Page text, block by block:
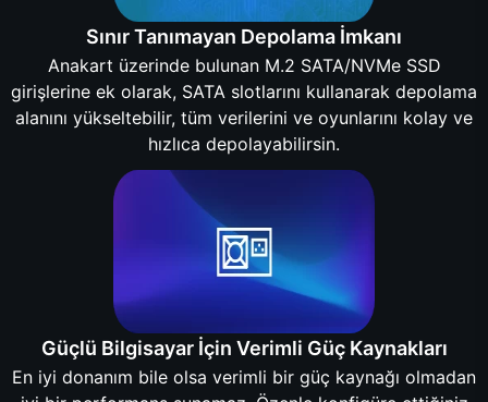
Sınır Tanımayan Depolama İmkanı
Anakart üzerinde bulunan M.2 SATA/NVMe SSD
girişlerine ek olarak, SATA slotlarını kullanarak depolama
alanını yükseltebilir, tüm verilerini ve oyunlarını kolay ve
hızlıca depolayabilirsin.
Güçlü Bilgisayar İçin Verimli Güç Kaynakları
En iyi donanım bile olsa verimli bir güç kaynağı olmadan